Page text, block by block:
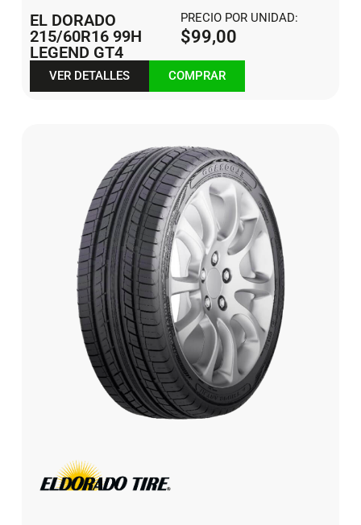
EL DORADO
215/60R16 99H
LEGEND GT4
PRECIO POR UNIDAD:
$99,00
VER DETALLES COMPRAR